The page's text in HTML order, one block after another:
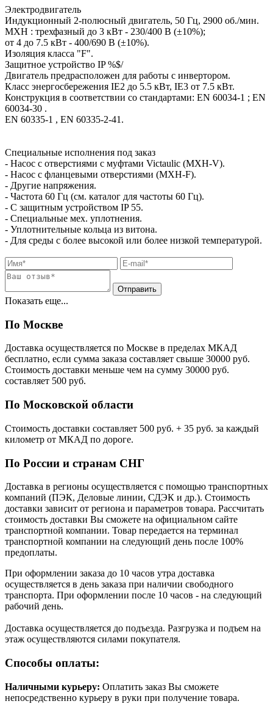
Электродвигатель
Индукционный 2-полюсный двигатель, 50 Гц, 2900 об./мин.
MXH : трехфазный до 3 кВт - 230/400 В (±10%);
от 4 до 7.5 кВт - 400/690 В (±10%).
Изоляция класса "F".
Защитное устройство IP %$/
Двигатель предрасположен для работы с инвертором.
Класс энергосбережения IE2 до 5.5 кВт, IE3 от 7.5 кВт.
Конструкция в соответствии со стандартами: EN 60034-1 ; EN
60034-30 .
EN 60335-1 , EN 60335-2-41.
Специальные исполнения под заказ
- Насос с отверстиями с муфтами Victaulic (MXH-V).
- Насос с фланцевыми отверстиями (MXH-F).
- Другие напряжения.
- Частота 60 Гц (см. каталог для частоты 60 Гц).
- С защитным устройством IP 55.
- Специальные мех. уплотнения.
- Уплотнительные кольца из витона.
- Для среды с более высокой или более низкой температурой.
Показать еще...
По Москве
Доставка осуществляется по Москве в пределах МКАД
бесплатно, если сумма заказа составляет свыше 30000 руб.
Стоимость доставки меньше чем на сумму 30000 руб.
cоставляет 500 руб.
По Московской области
Стоимость доставки cоставляет 500 руб. + 35 руб. за каждый
километр от МКАД по дороге.
По России и странам СНГ
Доставка в регионы осуществляется с помощью транспортных
компаний (ПЭК, Деловые линии, СДЭК и др.). Стоимость
доставки зависит от региона и параметров товара. Рассчитать
стоимость доставки Вы сможете на официальном сайте
транспортной компании. Товар передается на терминал
транспортной компании на следующий день после 100%
предоплаты.
При оформлении заказа до 10 часов утра доставка
осуществляется в день заказа при наличии свободного
транспорта. При оформлении после 10 часов - на следующий
рабочий день.
Доставка осуществляется до подъезда. Разгрузка и подъем на
этаж осуществляются силами покупателя.
Способы оплаты:
Наличными курьеру: Оплатить заказ Вы сможете
непосредственно курьеру в руки при получение товара.